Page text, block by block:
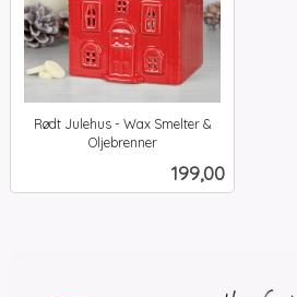
Rødt Julehus - Wax Smelter &
Oljebrenner
Pris
199,00